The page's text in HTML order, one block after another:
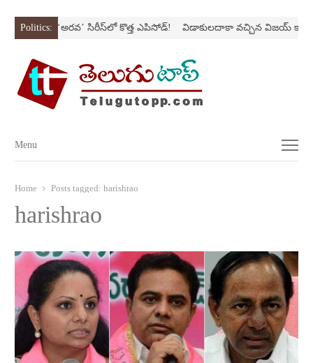
Politics:‘అర‌వ’ సిరీస్‌లో కొత్త ఎపిసోడ్‌! విడాకులదాకా వచ్చిన విజయ్‌ కాపురం
Menu
Menu
Home Posts tagged: harishrao
harishrao